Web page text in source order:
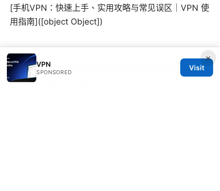
[手机VPN：快速上手、实用攻略与常见误区｜VPN 使
用指南]([object Object])
×
VPN
SPONSORED
Visit
© 2026 CUSTOMER REVIEWS. ALL RIGHTS RESERVED.